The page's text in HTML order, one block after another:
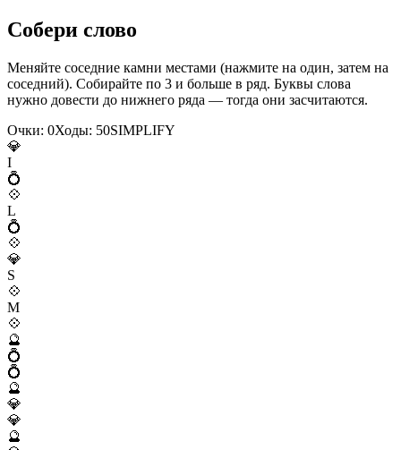
Собери слово
Меняйте соседние камни местами (нажмите на один, затем на
соседний). Собирайте по 3 и больше в ряд. Буквы слова
нужно довести до нижнего ряда — тогда они засчитаются.
Очки: 0Ходы: 50SIMPLIFY
💎
I
💍
💠
L
💍
💠
💎
S
💠
M
💠
🔮
💍
💍
🔮
💎
💎
🔮